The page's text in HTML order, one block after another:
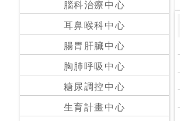
院
腦科治療中心
耳鼻喉科中心
腸胃肝臟中心
胸肺呼吸中心
糖尿調控中心
生育計畫中心